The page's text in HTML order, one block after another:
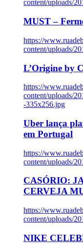
content/uploads/
MUST –
https://
content/uploads/
L’Origine by
https://
content/uploads/
-335x256.jpg
Uber lança
em Portugal
https://
content/uploads/
CASÓRIO:
CERVEJA
https://
content/uploads/
NIKE